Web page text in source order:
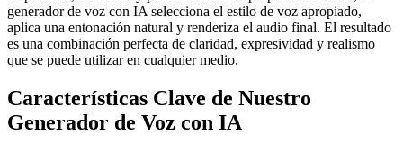
generador de voz con IA selecciona el estilo de voz apropiado,
aplica una entonación natural y renderiza el audio final. El resultado
es una combinación perfecta de claridad, expresividad y realismo
que se puede utilizar en cualquier medio.
Características Clave de Nuestro
Generador de Voz con IA